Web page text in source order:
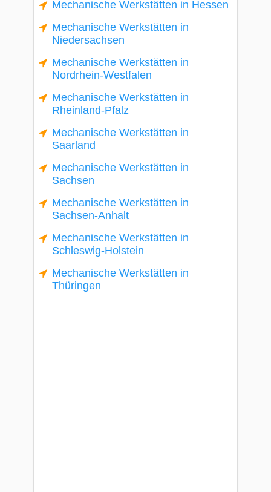
Mechanische Werkstätten in Hessen
Mechanische Werkstätten in
Niedersachsen
Mechanische Werkstätten in
Nordrhein-Westfalen
Mechanische Werkstätten in
Rheinland-Pfalz
Mechanische Werkstätten in
Saarland
Mechanische Werkstätten in
Sachsen
Mechanische Werkstätten in
Sachsen-Anhalt
Mechanische Werkstätten in
Schleswig-Holstein
Mechanische Werkstätten in
Thüringen